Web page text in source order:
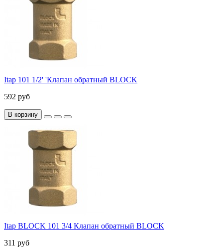
Itap 101 1/2' 'Клапан обратный BLOCK
592 руб
В корзину
Itap BLOCK 101 3/4 Клапан обратный BLOCK
311 руб